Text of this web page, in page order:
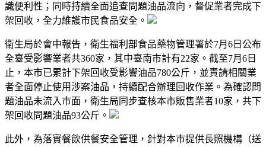
識便利性；同時持續全面追查問題油品流向，督促業者完成下
架回收，全力維護市民食品安全。
衛生局於會中報告，衛生福利部食品藥物管理署於7月6日公布
全臺受影響業者共360家，其中臺南市計有22家。截至7月6日
止，本市已累計下架回收受影響油品780公斤，並責請相關業
者全面停止使用涉案油品，持續配合辦理回收作業。為確認問
題油品未流入市面，衛生局同步查核本市販售業者10家，共下
架回收問題油品93公斤。
此外，為落實餐飲供餐安全管理，針對本市提供長照機構（送